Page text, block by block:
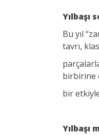
Yılbaşı
Bu yıl
tavrı,
birbirine
bir
Yılbaşı